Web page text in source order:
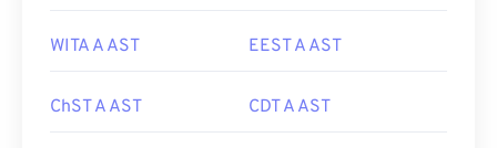
WITA A AST EEST A AST
ChST A AST CDT A AST